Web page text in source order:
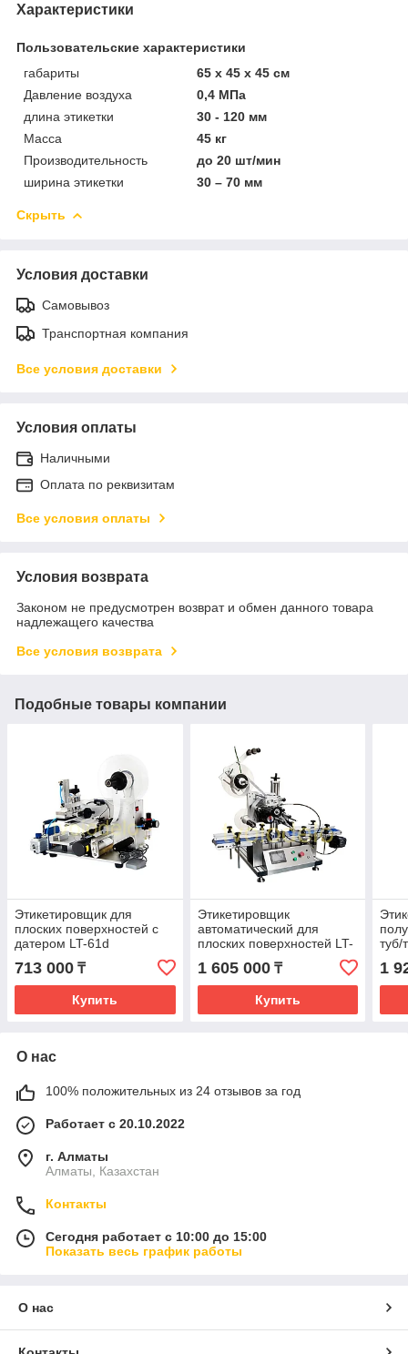
Характеристики
Пользовательские характеристики
габариты
65 х 45 х 45 см
Давление воздуха
0,4 МПа
длина этикетки
30 - 120 мм
Масса
45 кг
Производительность
до 20 шт/мин
ширина этикетки
30 – 70 мм
Скрыть
Условия доставки
Самовывоз
Транспортная компания
Все условия доставки
Условия оплаты
Наличными
Оплата по реквизитам
Все условия оплаты
Условия возврата
Законом не предусмотрен возврат и обмен данного товара
надлежащего качества
Все условия возврата
Подобные товары компании
Этикетировщик для
плоских поверхностей с
датером LT-61d
713 000 ₸
Купить
Этикетировщик
автоматический для
плоских поверхностей LT-
1 605 000₸
Купить
туб/
1
О нас
100% положительных из 24 отзывов за год
Работает с 20.10.2022
г. Алматы
Алматы, Казахстан
Контакты
Сегодня работает с 10:00 до 15:00
Показать весь график работы
О нас